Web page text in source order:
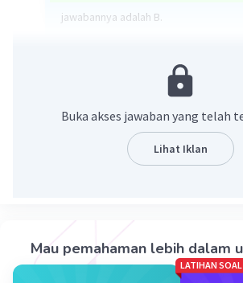
jawabannya adalah B.
Iklan
Buka akses jawaban yang telah
Lihat Iklan
Mau pemahaman lebih dalam
LATIHAN